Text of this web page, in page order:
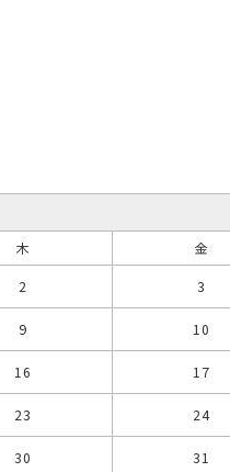
木 金
2 3
9 10
16 17
23 24
30 31